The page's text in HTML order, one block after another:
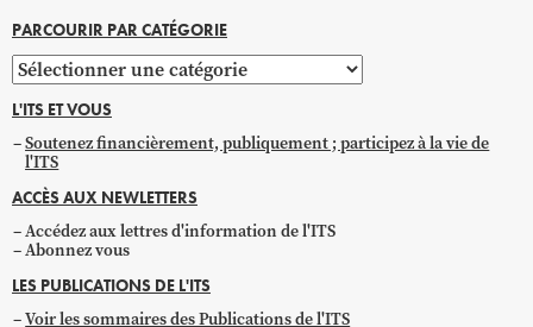
PARCOURIR PAR CATÉGORIE
Parcourir
par
catégorie
L'ITS ET VOUS
Soutenez financièrement, publiquement ; participez à la vie de
l'ITS
ACCÈS AUX NEWLETTERS
Accédez aux lettres d'information de l'ITS
Abonnez vous
LES PUBLICATIONS DE L'ITS
Voir les sommaires des Publications de l'ITS